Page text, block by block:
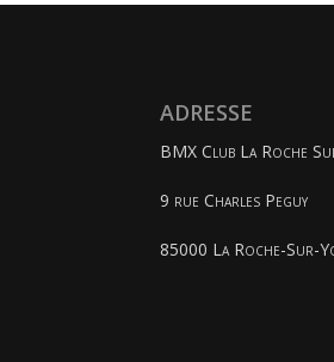
ADRESSE
BMX Club La Roche
9 rue Charles Peguy
85000 La Roche-Sur-